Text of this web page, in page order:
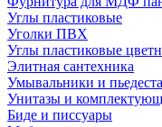
Углы пластиковые
Уголки ПВХ
Углы пластиковые
Элитная сантехника
Умывальники и
Унитазы и
Биде и писсуары